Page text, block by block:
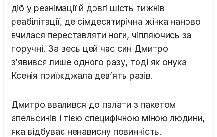
діб у реанімації й довгі шість тижнів
реабілітації, де сімдесятирічна жінка наново
вчилася переставляти ноги, чіпляючись за
поручні. За весь цей час син Дмитро
з’явився лише одного разу, тоді як онука
Ксенія приїжджала дев’ять разів.
Дмитро ввалився до палати з пакетом
апельсинів і тією специфічною міною людини,
яка відбуває ненависну повинність.